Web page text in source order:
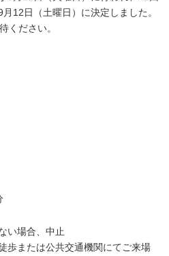
12日（土曜日）に決定しました。
ください。
い場合、中止
歩または公共交通機関にてご来場